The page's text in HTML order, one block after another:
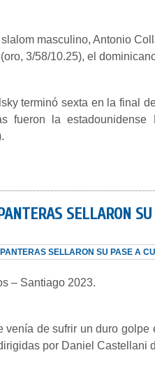
masculino, Antonio
3/58/10.25), el
terminó sexta en la final
fueron la
SELLARON
– Santiago 2023.
venía de sufrir un duro
por Daniel Castellani